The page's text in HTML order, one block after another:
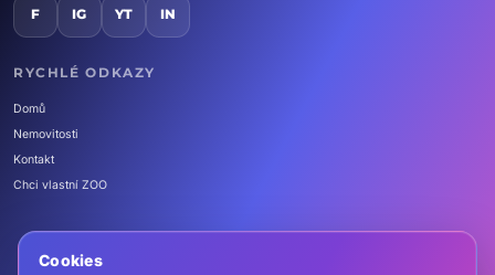
F IG YT IN
RYCHLÉ ODKAZY
Domů
Nemovitosti
Kontakt
Chci vlastní ZOO
Cookies